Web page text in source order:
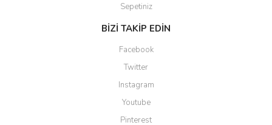
Sepetiniz
BİZİ TAKİP EDİN
Facebook
Twitter
Instagram
Youtube
Pinterest